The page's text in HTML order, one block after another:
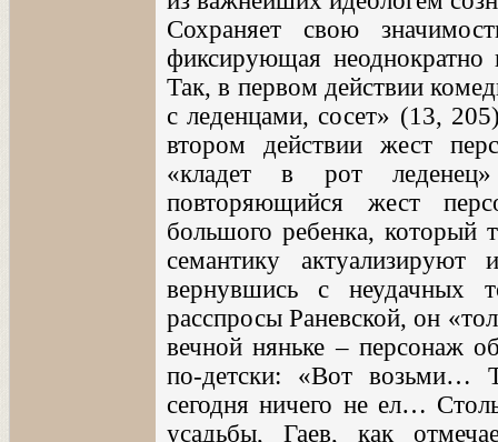
Сохраняет свою
фиксирующая неоднократно
Так, в первом действии
с леденцами, сосет» (13,
втором действии жест
«кладет в рот
повторяющийся жест
большого ребенка, который
семантику актуализируют
вернувшись с неудачных
расспросы Раневской, он
вечной няньке – персонаж
по-детски: «Вот возьми…
сегодня ничего не ел…
усадьбы, Гаев, как